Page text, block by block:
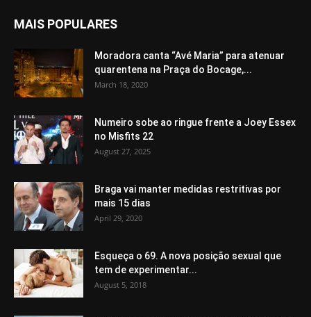
MAIS POPULARES
Moradora canta “Avé Maria” para atenuar
quarentena na Praça do Bocage,...
March 18, 2020
Numeiro sobe ao ringue frente a Joey Essex
no Misfits 22
August 27, 2025
Braga vai manter medidas restritivas por
mais 15 dias
April 29, 2020
Esqueça o 69. A nova posição sexual que
tem de experimentar...
August 5, 2018